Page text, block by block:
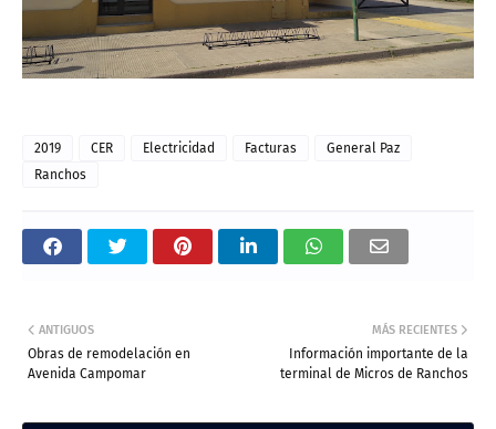
2019 CER Electricidad Facturas
General Paz
Ranchos
MÁS RECIENTES
Información importante de la
terminal de Micros de Ranchos
ANTIGUOS
Obras de remodelación en
Avenida Campomar